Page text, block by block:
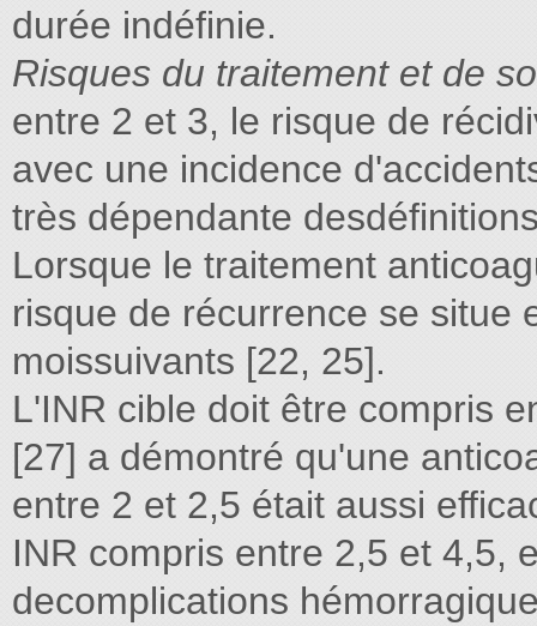
durée indéfinie.
Risques du traitement et de
entre 2 et 3, le risque de
avec une incidence
très dépendante
Lorsque le traitement
risque de récurrence se situe
moissuivants [22, 25].
L'INR cible doit être compris
[27] a démontré qu'une
entre 2 et 2,5 était aussi
INR compris entre 2,5 et 4,5,
decomplications